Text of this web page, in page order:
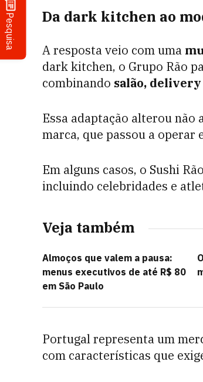
Pesquisa Da dark kitchen ao
A resposta veio com uma
dark kitchen, o Grupo Rão
combinando salão,
Essa adaptação alterou não
marca, que passou a operar
Em alguns casos, o Sushi
incluindo celebridades e
Veja também
Almoços que valem a pausa:
menus executivos de até R$ 80
em São Paulo
Portugal representa um
com características que